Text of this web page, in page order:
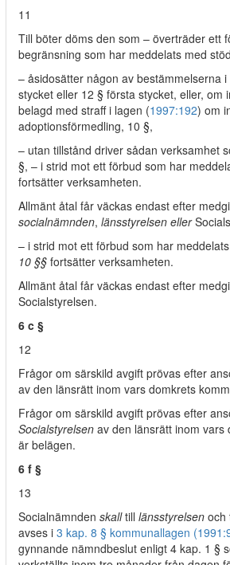
11
Till böter döms den som – överträder ett
begränsning som har meddelats med
– åsidosätter någon av bestämmelserna
stycket eller 12 § första stycket, eller, om
belagd med straff i lagen (1997:192) om
adoptionsförmedling, 10 §,
– utan tillstånd driver sådan verksamhet
§, – i strid mot ett förbud som har
fortsätter verksamheten.
Allmänt åtal får väckas endast efter
socialnämnden, länsstyrelsen eller
– i strid mot ett förbud som har
10 §§ fortsätter verksamheten.
Allmänt åtal får väckas endast efter
Socialstyrelsen.
6 c §
12
Frågor om särskild avgift prövas efter
av den länsrätt inom vars domkrets
Frågor om särskild avgift prövas efter
Socialstyrelsen av den länsrätt inom vars
är belägen.
6 f §
13
Socialnämnden skalltill länsstyrelsen och
avses i 3 kap. 8 § kommunallagen
gynnande nämndbeslut enligt 4 kap. 1 §